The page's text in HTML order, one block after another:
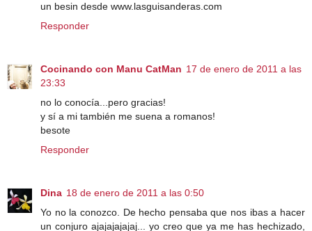
un besin desde www.lasguisanderas.com
Responder
Cocinando con Manu CatMan 17 de enero de 2011 a las
23:33
no lo conocía...pero gracias!
y sí a mi también me suena a romanos!
besote
Responder
Dina 18 de enero de 2011 a las 0:50
Yo no la conozco. De hecho pensaba que nos ibas a hacer
un conjuro ajajajajajaj... yo creo que ya me has hechizado,